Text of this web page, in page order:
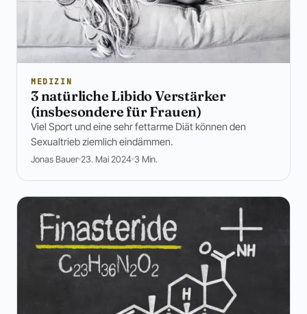
MEDIZIN
3 natürliche Libido Verstärker
(insbesondere für Frauen)
Viel Sport und eine sehr fettarme Diät können den
Sexualtrieb ziemlich eindämmen.
Jonas Bauer 23. Mai 2024 3 Min.